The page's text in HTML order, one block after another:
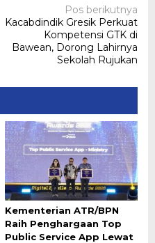
Pos berikutnya
Kacabdindik Gresik Perkuat
Kompetensi GTK di
Bawean, Dorong Lahirnya
Sekolah Rujukan
Kementerian ATR/BPN
Raih Penghargaan Top
Public Service App Lewat